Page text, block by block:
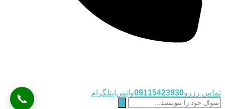
📞 تماس رزرو09115423930واتس‌اپتلگرام